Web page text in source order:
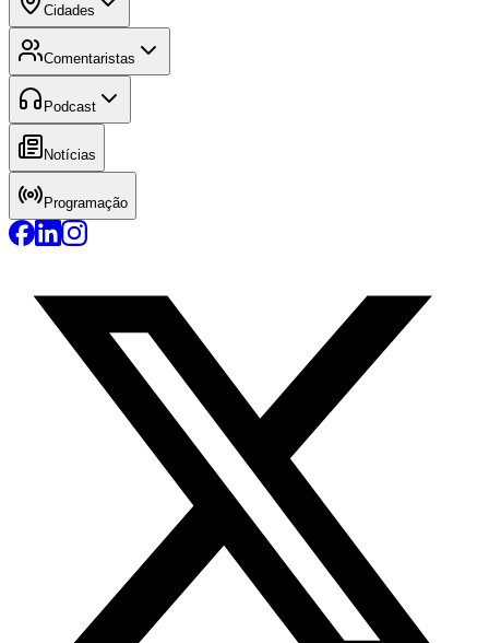
Cidades
Comentaristas
Podcast
Notícias
Programação